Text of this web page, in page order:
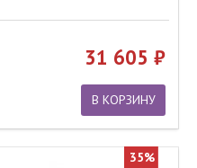
31 605
В КОРЗИНУ
35%